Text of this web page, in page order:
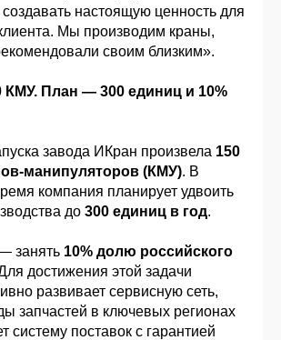
настоящую ценность для
Мы производим краны,
своим близким».
КМУ. План — 300 единиц и 10%
завода ИКран произвела 150
манипуляторов (КМУ). В
компания планирует удвоить
до 300 единиц в год.
занять 10% долю российского
достижения этой задачи
развивает сервисную сеть,
запчастей в ключевых регионах
систему поставок с гарантией